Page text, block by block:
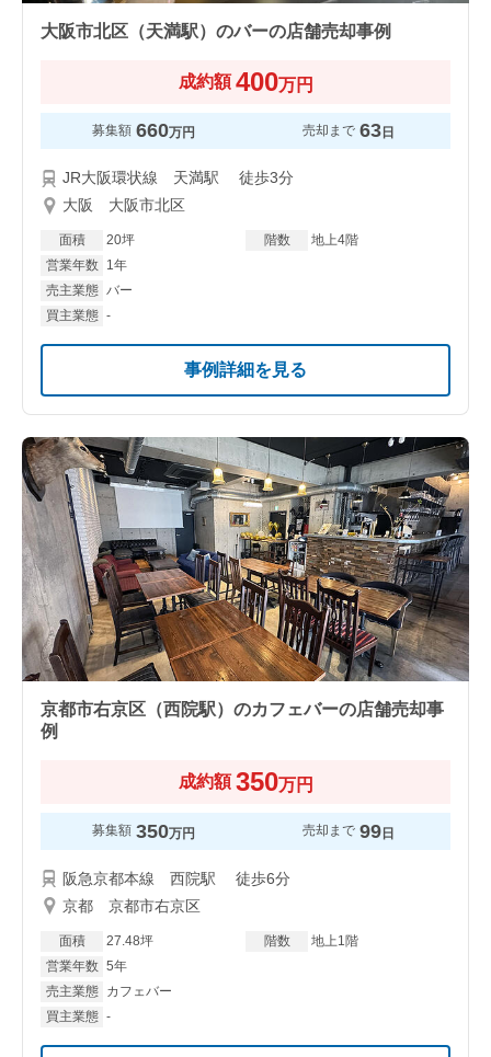
大阪市北区（天満駅）のバーの店舗売却事例
成約額 400万円
募集額 660万円 売却まで 63日
JR大阪環状線 天満駅 徒歩3分
大阪 大阪市北区
面積 20坪 階数
地上4階
営業年数
1年
売主業態 バー
買主業態 -
事例詳細を見る
京都市右京区（西院駅）のカフェバーの店舗売却事
例
成約額 350万円
募集額 350万円 売却まで 99日
阪急京都本線 西院駅 徒歩6分
京都 京都市右京区
面積 27.48坪 階数
地上1階
営業年数 5年
売主業態
カフェバー
買主業態 -